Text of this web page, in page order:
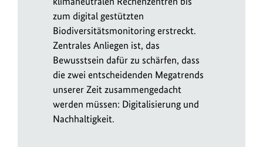
zum digital gestützten
Biodiversitätsmonitoring erstreckt.
Zentrales Anliegen ist, das
Bewusstsein dafür zu schärfen, dass
die zwei entscheidenden Megatrends
unserer Zeit zusammengedacht
werden müssen: Digitalisierung und
Nachhaltigkeit.